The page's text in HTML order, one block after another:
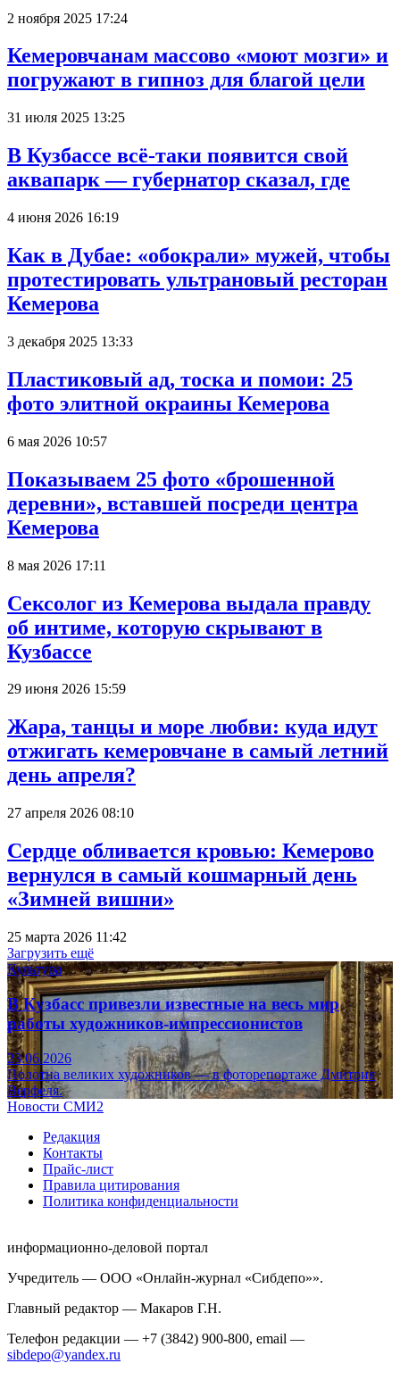
2 ноября 2025 17:24
Кемеровчанам массово «моют мозги» и
погружают в гипноз для благой цели
31 июля 2025 13:25
В Кузбассе всё-таки появится свой
аквапарк — губернатор сказал, где
4 июня 2026 16:19
Как в Дубае: «обокрали» мужей, чтобы
протестировать ультрановый ресторан
Кемерова
3 декабря 2025 13:33
Пластиковый ад, тоска и помои: 25
фото элитной окраины Кемерова
6 мая 2026 10:57
Показываем 25 фото «брошенной
деревни», вставшей посреди центра
Кемерова
8 мая 2026 17:11
Сексолог из Кемерова выдала правду
об интиме, которую скрывают в
Кузбассе
29 июня 2026 15:59
Жара, танцы и море любви: куда идут
отжигать кемеровчане в самый летний
день апреля?
27 апреля 2026 08:10
Сердце обливается кровью: Кемерово
вернулся в самый кошмарный день
«Зимней вишни»
25 марта 2026 11:42
Загрузить ещё
Культура
В Кузбасс привезли известные на весь мир
работы художников-импрессионистов
23.06.2026
Полотна великих художников — в фоторепортаже Дмитрия
Верфеля.
Новости СМИ2
Редакция
Контакты
Прайс-лист
Правила цитирования
Политика конфиденциальности
информационно-деловой портал
Учредитель — ООО «Онлайн-журнал «Сибдепо»».
Главный редактор — Макаров Г.Н.
Телефон редакции — +7 (3842) 900-800, email —
sibdepo@yandex.ru